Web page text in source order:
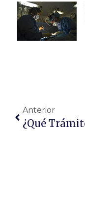
Anterior